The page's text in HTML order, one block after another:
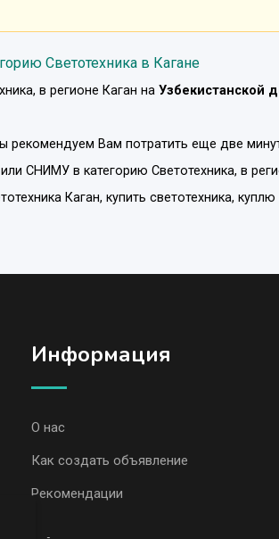
Светотехника в Кагане
, в регионе Каган на Узбекистанской
Вам потратить еще две
СНИМУв категорию Светотехника, в
Каган, купить светотехника, куплю
Информация
О нас
Как создать объявление
Рекомендации